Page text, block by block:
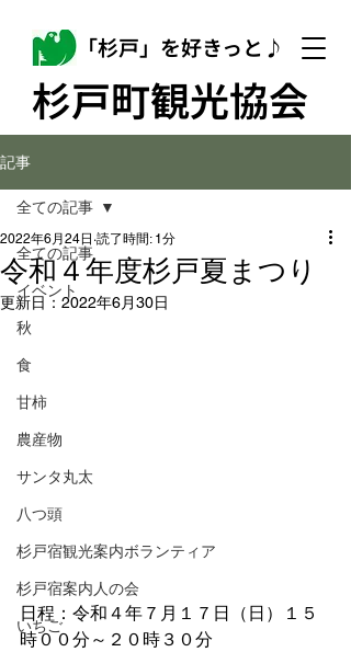
「杉戸」を好きっと♪
杉戸町観光協会
記事
全ての記事
イベント
秋
食
甘柿
農産物
サンタ丸太
八つ頭
杉戸宿観光案内ボランティア
杉戸宿案内人の会
いちご
全ての記事
令和４年度杉戸夏まつり
2022年6月24日 読了時間: 1分
更新日： 2022年6月30日
日程：令和４年７月１７日（日）１５
時００分～２０時３０分